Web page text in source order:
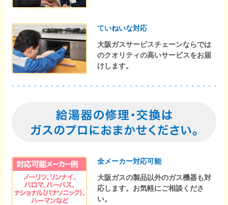
ていねいな対応
大阪ガスサービスチェーンならでは
のクオリティの高いサービスをお届
けします。
全メーカー対応可能
大阪ガスの製品以外のガス機器も対
応します。お気軽にご相談くださ
い。